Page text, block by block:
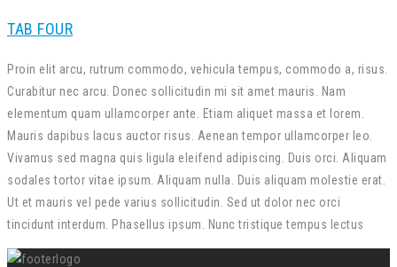
TAB FOUR
Proin elit arcu, rutrum commodo, vehicula tempus, commodo a, risus.
Curabitur nec arcu. Donec sollicitudin mi sit amet mauris. Nam
elementum quam ullamcorper ante. Etiam aliquet massa et lorem.
Mauris dapibus lacus auctor risus. Aenean tempor ullamcorper leo.
Vivamus sed magna quis ligula eleifend adipiscing. Duis orci. Aliquam
sodales tortor vitae ipsum. Aliquam nulla. Duis aliquam molestie erat.
Ut et mauris vel pede varius sollicitudin. Sed ut dolor nec orci
tincidunt interdum. Phasellus ipsum. Nunc tristique tempus lectus